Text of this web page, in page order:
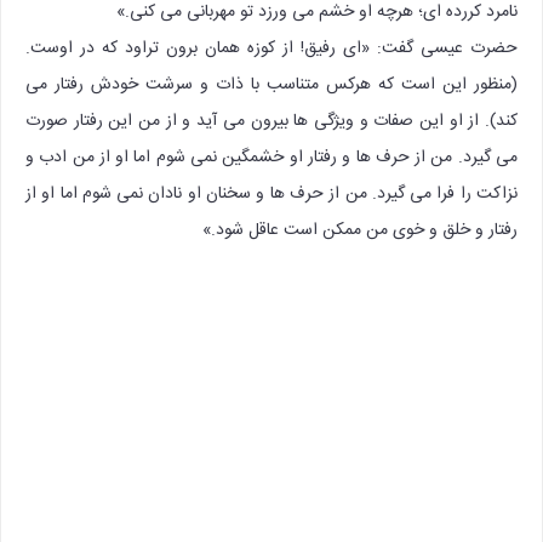
نامرد کررده ای؛ هرچه او خشم می ورزد تو مهربانی می کنی.»
حضرت عیسی گفت: «ای رفیق! از کوزه همان برون تراود که در اوست.
(منظور این است که هرکس متناسب با ذات و سرشت خودش رفتار می
کند). از او این صفات و ویژگی ها بیرون می آید و از من این رفتار صورت
می گیرد. من از حرف ها و رفتار او خشمگین نمی شوم اما او از من ادب و
نزاکت را فرا می گیرد. من از حرف ها و سخنان او نادان نمی شوم اما او از
رفتار و خلق و خوی من ممکن است عاقل شود.»